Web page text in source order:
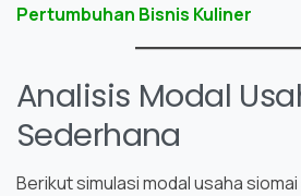
Pertumbuhan Bisnis Kuliner
Analisis Modal
Sederhana
Berikut simulasi modal usaha